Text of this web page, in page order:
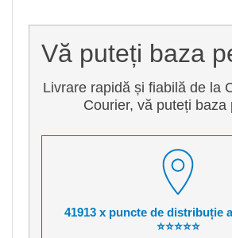
Vă puteți baza
Livrare rapidă și fiabilă de la
Courier, vă puteți baza
41913 x puncte de distribuție
⭐⭐⭐⭐⭐